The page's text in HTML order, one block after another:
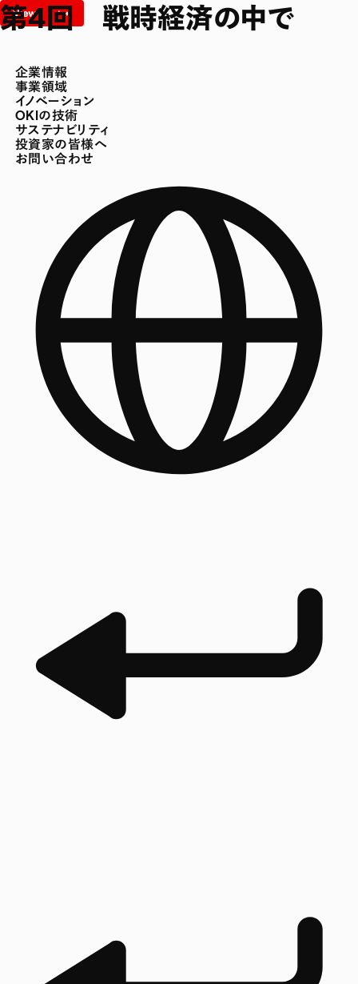
企業情報
事業領域
イノベーション
OKIの技術
サステナビリティ
投資家の皆様へ
お問い合わせ
第4回 戦時経済の中で